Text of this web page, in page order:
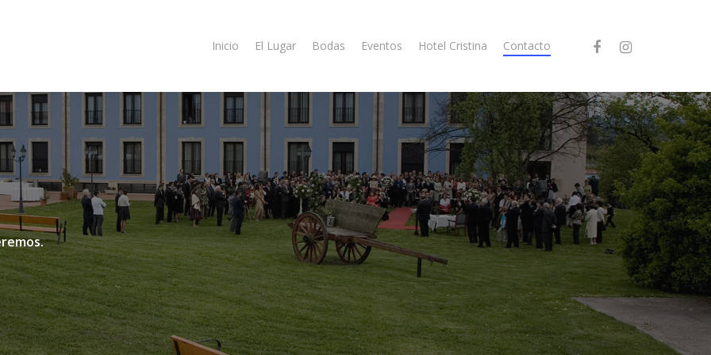
Inicio El Lugar Bodas Eventos Hotel Cristina Contacto